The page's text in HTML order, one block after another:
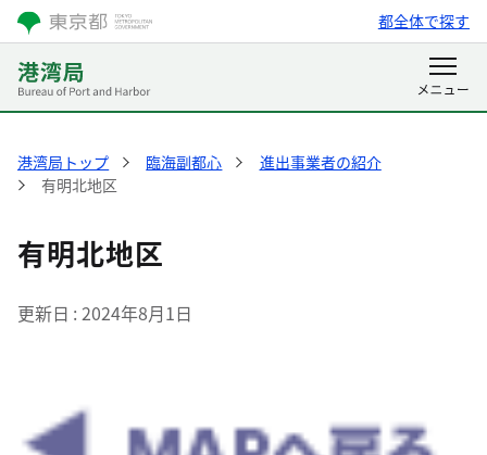
都全体で探す
港湾局トップ 臨海副都心
進出事業者の紹介
有明北地区
有明北地区
更新日 2024年8月1日